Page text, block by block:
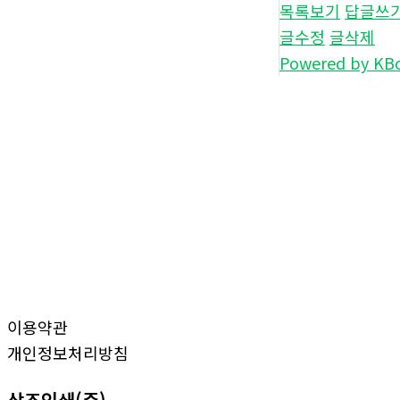
목록보기 답글쓰
글수정 글삭제
Powered by
이용약관
개인정보처리방침